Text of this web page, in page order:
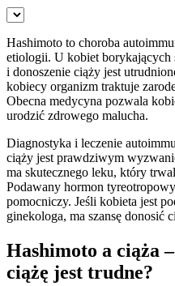
Hashimoto to choroba
etiologii. U kobiet borykających
i donoszenie ciąży jest
kobiecy organizm traktuje
Obecna medycyna pozwala
urodzić zdrowego malucha.
Diagnostyka i leczenie
ciąży jest prawdziwym
ma skutecznego leku, który
Podawany hormon
pomocniczy. Jeśli kobieta jest
ginekologa, ma szansę donosić
Hashimoto a ciąża
ciążę jest trudne?